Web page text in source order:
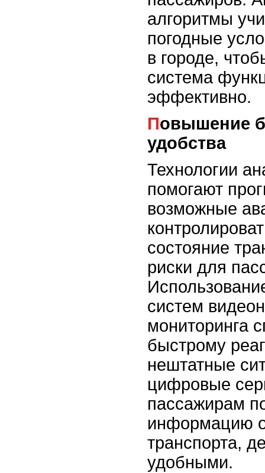
алгоритмы
погодные
в городе,
система
эффективно.
Повышение безопасности и
удобства
Технологии
помогают
возможные
состояние
риски для
систем
мониторинга
быстрому
нештатные
цифровые
пассажирам
информацию
транспорта,
удобными.